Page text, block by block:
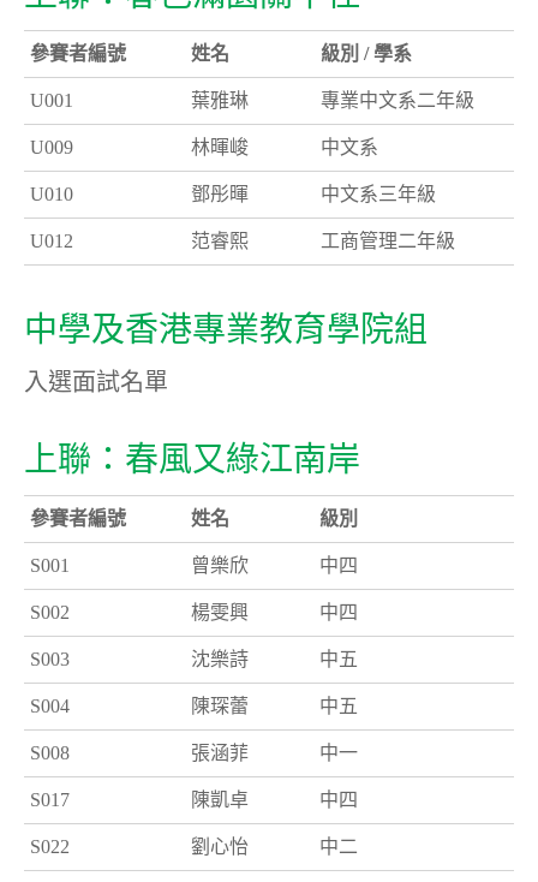
參賽者編號 姓名 級別 / 學系
U001 葉雅琳 專業中文系二年級
U009 林暉峻 中文系
U010 鄧彤暉 中文系三年級
U012 范睿熙 工商管理二年級
中學及香港專業教育學院組
入選面試名單
上聯：春風又綠江南岸
參賽者編號 姓名 級別
S001 曾樂欣 中四
S002 楊雯興 中四
S003 沈樂詩 中五
S004 陳琛蕾 中五
S008 張涵菲 中一
S017 陳凱卓 中四
S022 劉心怡 中二